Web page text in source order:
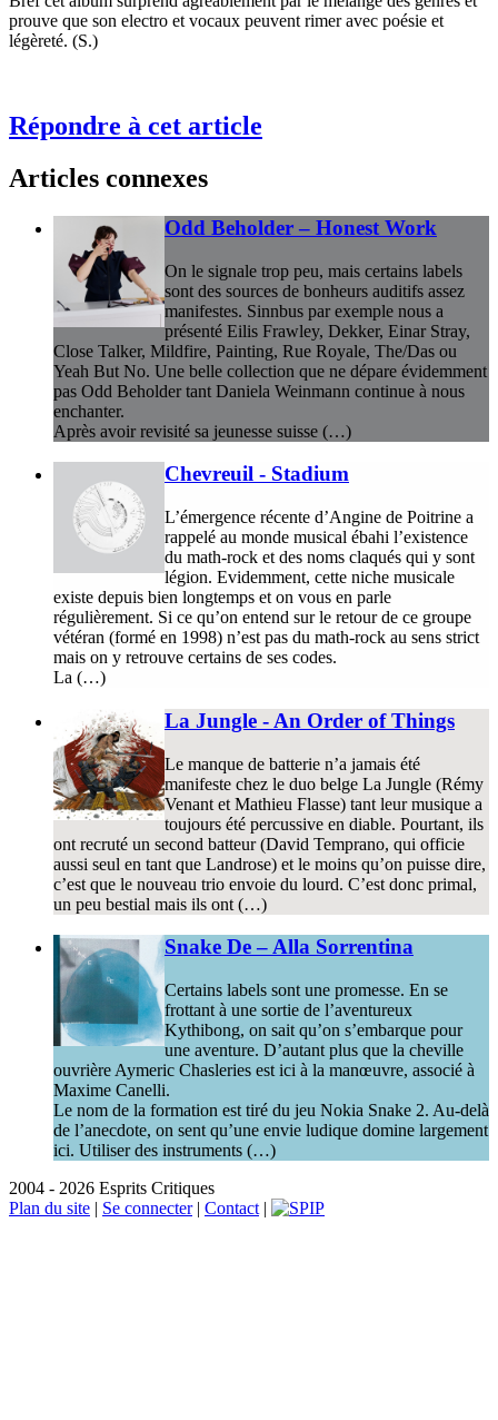
prouve que son electro et vocaux peuvent rimer avec poésie et
légèreté. (S.)
Répondre à cet article
Articles connexes
Odd Beholder – Honest Work
On le signale trop peu, mais certains labels
sont des sources de bonheurs auditifs assez
manifestes. Sinnbus par exemple nous a
présenté Eilis Frawley, Dekker, Einar Stray,
Close Talker, Mildfire, Painting, Rue Royale, The/Das ou
Yeah But No. Une belle collection que ne dépare évidemment
pas Odd Beholder tant Daniela Weinmann continue à nous
enchanter.
Après avoir revisité sa jeunesse suisse (…)
Chevreuil - Stadium
L’émergence récente d’Angine de Poitrine a
rappelé au monde musical ébahi l’existence
du math-rock et des noms claqués qui y sont
légion. Evidemment, cette niche musicale
existe depuis bien longtemps et on vous en parle
régulièrement. Si ce qu’on entend sur le retour de ce groupe
vétéran (formé en 1998) n’est pas du math-rock au sens strict
mais on y retrouve certains de ses codes.
La (…)
La Jungle - An Order of Things
Le manque de batterie n’a jamais été
manifeste chez le duo belge La Jungle (Rémy
Venant et Mathieu Flasse) tant leur musique a
toujours été percussive en diable. Pourtant, ils
ont recruté un second batteur (David Temprano, qui officie
aussi seul en tant que Landrose) et le moins qu’on puisse dire,
c’est que le nouveau trio envoie du lourd. C’est donc primal,
un peu bestial mais ils ont (…)
Snake De – Alla Sorrentina
Certains labels sont une promesse. En se
frottant à une sortie de l’aventureux
Kythibong, on sait qu’on s’embarque pour
une aventure. D’autant plus que la cheville
ouvrière Aymeric Chasleries est ici à la manœuvre, associé à
Maxime Canelli.
Le nom de la formation est tiré du jeu Nokia Snake 2. Au-delà
de l’anecdote, on sent qu’une envie ludique domine largement
ici. Utiliser des instruments (…)
2004 - 2026 Esprits Critiques
Plan du site | Se connecter| Contact |